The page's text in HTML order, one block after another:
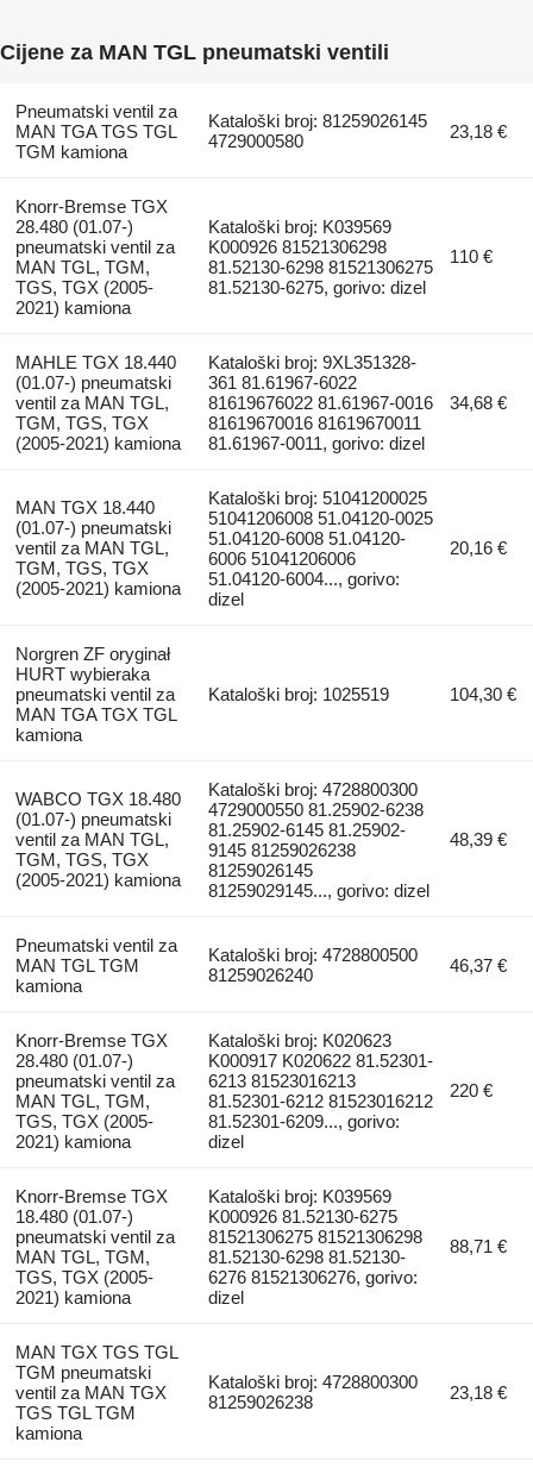
Cijene za MAN TGL pneumatski ventili
Pneumatski ventil za
MAN TGA TGS TGL
TGM kamiona
Kataloški broj: 81259026145
4729000580
23,18 €
Knorr-Bremse TGX
28.480 (01.07-)
pneumatski ventil za
MAN TGL, TGM,
TGS, TGX (2005-
2021) kamiona
Kataloški broj: K039569
K000926 81521306298
81.52130-6298 81521306275
81.52130-6275, gorivo: dizel
110 €
MAHLE TGX 18.440
(01.07-) pneumatski
ventil za MAN TGL,
TGM, TGS, TGX
(2005-2021) kamiona
Kataloški broj: 9XL351328-
361 81.61967-6022
81619676022 81.61967-0016
81619670016 81619670011
81.61967-0011, gorivo: dizel
34,68 €
MAN TGX 18.440
(01.07-) pneumatski
ventil za MAN TGL,
TGM, TGS, TGX
(2005-2021) kamiona
Kataloški broj: 51041200025
51041206008 51.04120-0025
51.04120-6008 51.04120-
6006 51041206006
51.04120-6004..., gorivo:
dizel
20,16 €
Norgren ZF oryginał
HURT wybieraka
pneumatski ventil za
MAN TGA TGX TGL
kamiona
Kataloški broj: 1025519 104,30 €
WABCO TGX 18.480
(01.07-) pneumatski
ventil za MAN TGL,
TGM, TGS, TGX
(2005-2021) kamiona
Kataloški broj: 4728800300
4729000550 81.25902-6238
81.25902-6145 81.25902-
9145 81259026238
81259026145
81259029145..., gorivo: dizel
48,39 €
Pneumatski ventil za
MAN TGL TGM
kamiona
Kataloški broj: 4728800500
81259026240
46,37 €
Knorr-Bremse TGX
28.480 (01.07-)
pneumatski ventil za
MAN TGL, TGM,
TGS, TGX (2005-
2021) kamiona
Kataloški broj: K020623
K000917 K020622 81.52301-
6213 81523016213
81.52301-6212 81523016212
81.52301-6209..., gorivo:
dizel
220 €
Knorr-Bremse TGX
18.480 (01.07-)
pneumatski ventil za
MAN TGL, TGM,
TGS, TGX (2005-
2021) kamiona
Kataloški broj: K039569
K000926 81.52130-6275
81521306275 81521306298
81.52130-6298 81.52130-
6276 81521306276, gorivo:
dizel
88,71 €
MAN TGX TGS TGL
TGM pneumatski
ventil za MAN TGX
TGS TGL TGM
kamiona
Kataloški broj: 4728800300
81259026238
23,18 €